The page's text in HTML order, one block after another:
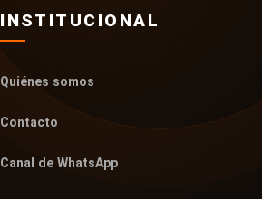
INSTITUCIONAL
Quiénes somos
Contacto
Canal de WhatsApp